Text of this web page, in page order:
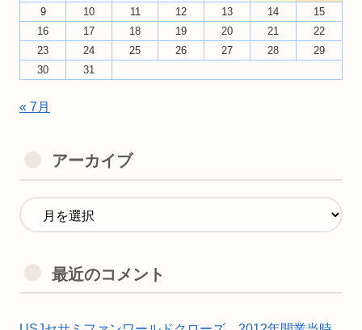
9
10 11 12 13 14
15
16
17 18 19 20 21
22
23
24 25 26 27 28
29
30
31
« 7月
アーカイブ
最近のコメント